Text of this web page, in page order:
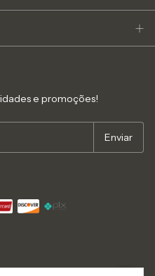
e promoções!
- 2026. Todos os